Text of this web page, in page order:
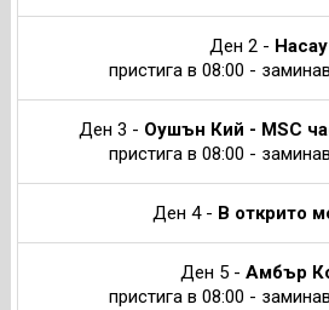
Ден 2 - Насау
пристига в 08:00 -
Ден 3 - Оушън Кий - MSC
пристига в 08:00 -
Ден 4 - В открито
Ден 5 -Амбър
пристига в 08:00 -